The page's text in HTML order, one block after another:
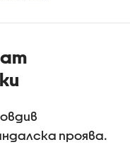
проява.